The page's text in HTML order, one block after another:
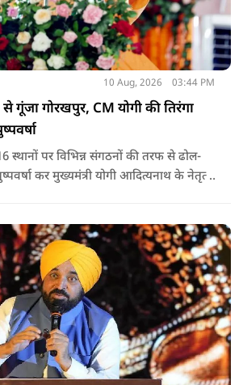
10 Aug, 2026 03:44 PM
गूंजा गोरखपुर, CM योगी की तिरंगा
16 स्थानों पर विभिन्न संगठनों की तरफ से ढोल-
कर मुख्यमंत्री योगी आदित्यनाथ के नेतृत्व